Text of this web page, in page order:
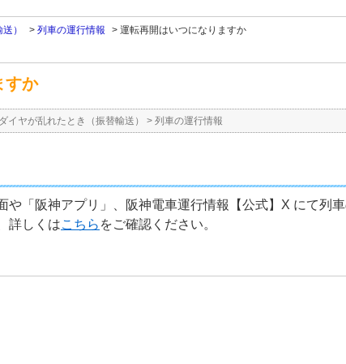
） > 列車の運行情報 > 運転再開はいつになりますか
すか
ダイヤが乱れたとき（振替輸送） > 列車の運行情報
や「阪神アプリ」、阪神電車運行情報【公式】X にて列
詳しくはこちら をご確認ください。